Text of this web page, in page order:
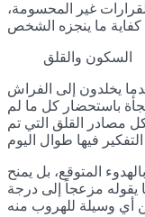
غير المحسومة،
السكون والقلق
يخلدون إلى الفراش
باستحضار كل ما لم
مصادر القلق التي تم
المتوقع، بل يمنح
يقوله مزعجاً إلى درجة